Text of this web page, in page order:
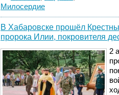
Милосердие
В Хабаровске прошёл
пророка Илии, покровителя
2